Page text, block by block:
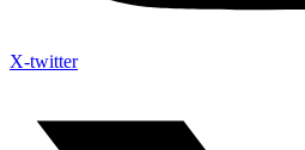
X-twitter